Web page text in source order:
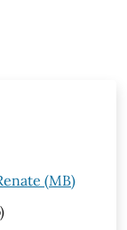
(MB)